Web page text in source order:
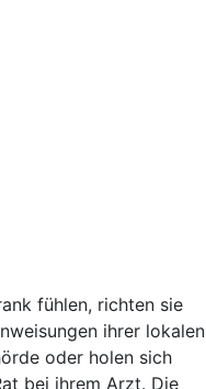
fühlen, richten sie
ihrer lokalen
oder holen sich
bei ihrem Arzt. Die